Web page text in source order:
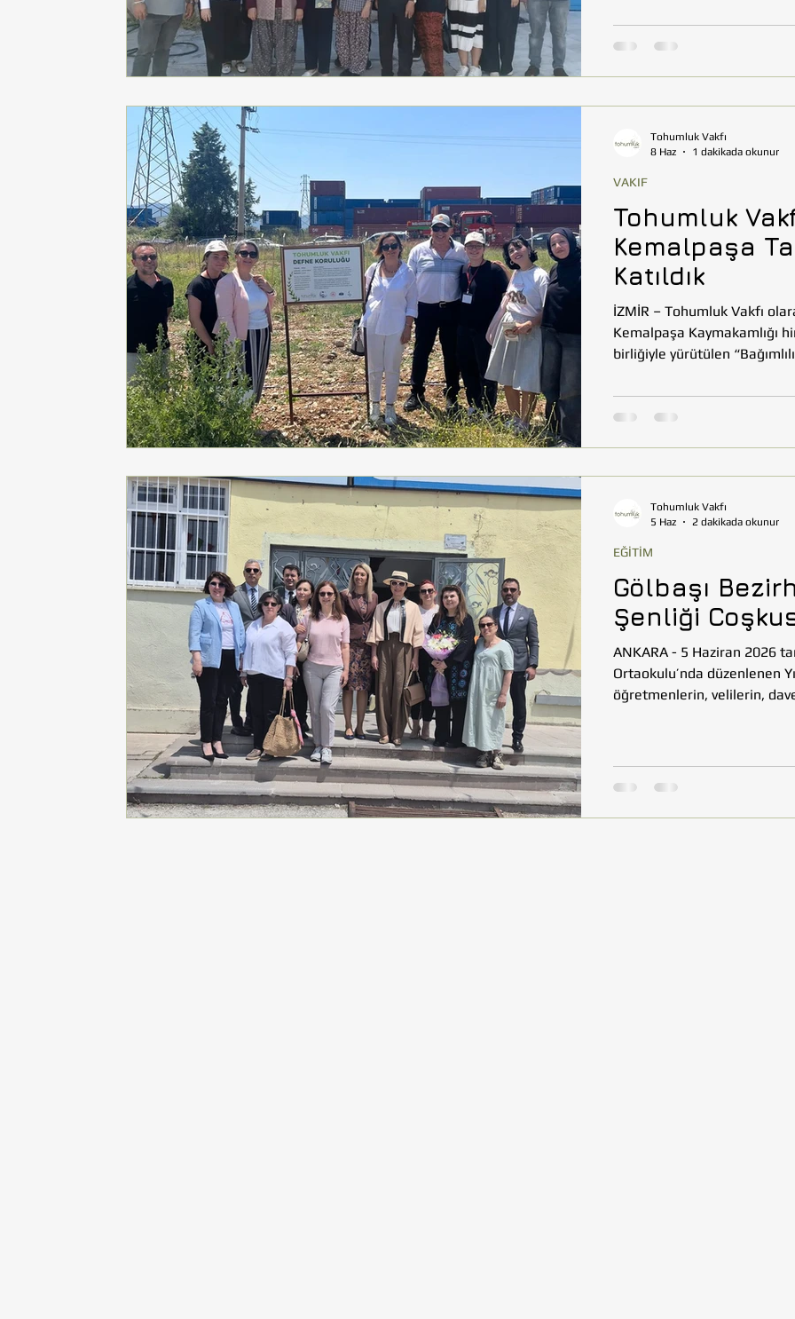
destekleyen çalışmaları,
üretim anlayışıyla örnek
Tohumluk
Kemalpaşa
Katıldık
İZMİR – Tohumluk Vakfı
Kemalpaşa Kaymakamlığı
birliğiyle yürütülen
geçirilen Kemalpaşa Tarım
Toplumsal faydayı odağına
VAKIF
Tohumluk Vakfı
8 Haz
1 dakikada okunur
Gölbaşı
Şenliği
ANKARA - 5 Haziran 2026
Ortaokulu’nda düzenlenen
öğretmenlerin, velilerin, davetlilerin ve
kapsamında sergilenen
EĞİTİM
Tohumluk Vakfı
5 Haz
2 dakikada okunur